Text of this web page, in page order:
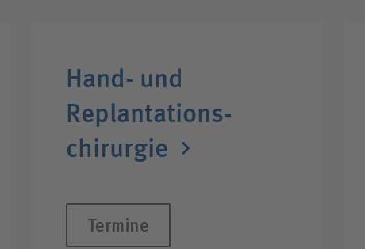
Hand- und
Replanta­tions­
chirurgie
Termine